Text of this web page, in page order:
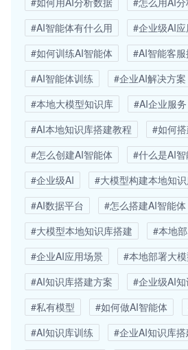
#AI智能体有什么用
#企业级AI应
#如何训练AI智能体
#AI智能客服
#AI智能体训练
#企业AI解决方案
#本地大模型知识库
#AI企业服务
#AI本地知识库搭建教程
#如何
#怎么创建AI智能体
#什么是AI
#企业级AI
#大模型构建本地知
#AI数据平台
#怎么搭建AI智能体
#大模型本地知识库搭建
#本地
#企业AI应用场景
#本地部署大
#AI知识库搭建方案
#企业级AI
#私有模型
#如何做AI智能体
#AI知识库训练
#企业AI知识库搭